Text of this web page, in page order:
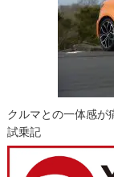
クルマとの一体感
試乗記